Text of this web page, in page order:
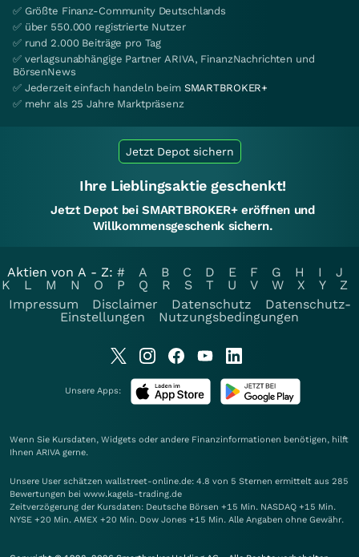
✅ Größte Finanz-Community Deutschlands
✅ über 550.000 registrierte Nutzer
✅ rund 2.000 Beiträge pro Tag
✅ verlagsunabhängige Partner ARIVA, FinanzNachrichten und
BörsenNews
✅ Jederzeit einfach handeln beim SMARTBROKER+
✅ mehr als 25 Jahre Marktpräsenz
Jetzt Depot sichern
Ihre Lieblingsaktie geschenkt!
Jetzt Depot bei SMARTBROKER+ eröffnen und
Willkommensgeschenk sichern.
Aktien von A - Z: # A B C D E F G H I
J
K
L M N O P Q R S T U V W X Y
Z
Impressum
Disclaimer Datenschutz
Datenschutz-
Einstellungen
Nutzungsbedingungen
Unsere Apps:
Wenn Sie Kursdaten, Widgets oder andere Finanzinformationen benötigen, hilft
Ihnen ARIVA gerne.
Unsere User schätzen wallstreet-online.de: 4.8 von 5 Sternen ermittelt aus 285
Bewertungen bei www.kagels-trading.de
Zeitverzögerung der Kursdaten: Deutsche Börsen +15 Min. NASDAQ +15 Min.
NYSE +20 Min. AMEX +20 Min. Dow Jones +15 Min. Alle Angaben ohne Gewähr.